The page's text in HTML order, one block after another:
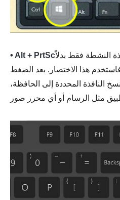
• Alt + PrtScالنشطة فقط بدلاً
هذا الاختصار. بعد الضغط
النافذة المحددة إلى الحافظة،